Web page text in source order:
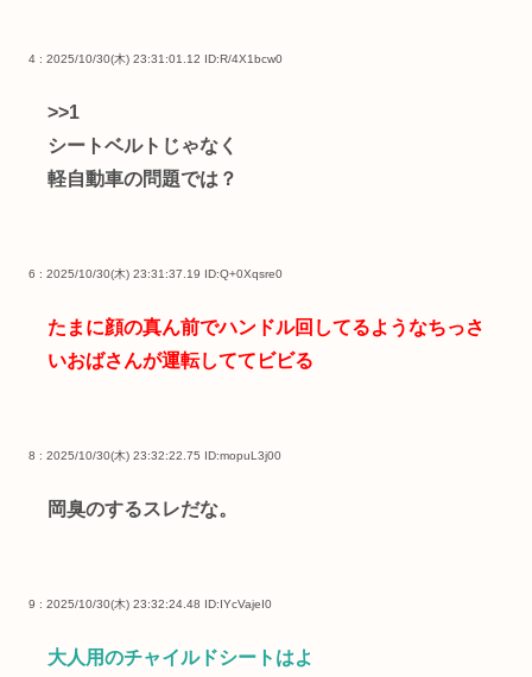
4 : 2025/10/30(木) 23:31:01.12 ID:R/4X1bcw0
>>1
シートベルトじゃなく
軽自動車の問題では？
6 : 2025/10/30(木) 23:31:37.19 ID:Q+0Xqsre0
たまに顔の真ん前でハンドル回してるようなちっさ
いおばさんが運転しててビビる
8 : 2025/10/30(木) 23:32:22.75 ID:mopuL3j00
岡臭のするスレだな。
9 : 2025/10/30(木) 23:32:24.48 ID:IYcVajeI0
大人用のチャイルドシートはよ